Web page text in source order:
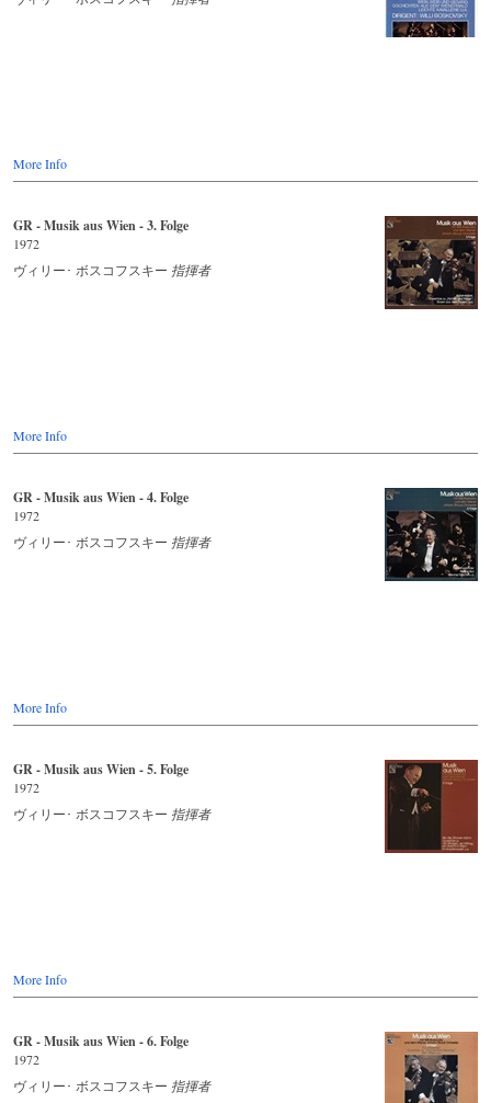
More Info
GR - Musik aus Wien - 3. Folge
1972
ヴィリー･ ボスコフスキー 指揮者
More Info
GR - Musik aus Wien - 4. Folge
1972
ヴィリー･ ボスコフスキー 指揮者
More Info
GR - Musik aus Wien - 5. Folge
1972
ヴィリー･ ボスコフスキー 指揮者
More Info
GR - Musik aus Wien - 6. Folge
1972
ヴィリー･ ボスコフスキー 指揮者